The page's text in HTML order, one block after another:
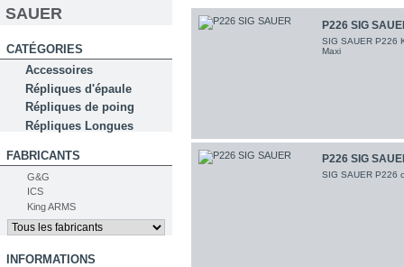
SAUER
CATÉGORIES
Accessoires
Répliques d'épaule
Répliques de poing
Répliques Longues
FABRICANTS
G&G
ICS
King ARMS
INFORMATIONS
P226 SIG
SIG SAUER P226
Maxi
P226 SIG
SIG SAUER P226